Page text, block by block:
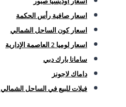
اسعار صافية رأس الحكمة
اسعار كون الساحل الشمالي
اسعار لوميا 2 العاصمة الإدارية
سامانا بارك دبي
داماك لاجونز
فيلات للبيع في الساحل الشمالي